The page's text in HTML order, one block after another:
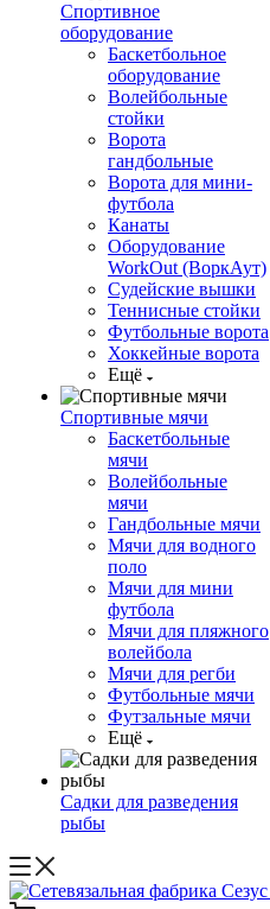
Спортивное
оборудование
Баскетбольное
оборудование
Волейбольные
стойки
Ворота
гандбольные
Ворота для мини-
футбола
Канаты
Оборудование
WorkOut (ВоркАут)
Судейские вышки
Теннисные стойки
Футбольные ворота
Хоккейные ворота
Ещё
Спортивные мячи
Баскетбольные
мячи
Волейбольные
мячи
Гандбольные мячи
Мячи для водного
поло
Мячи для мини
футбола
Мячи для пляжного
волейбола
Мячи для регби
Футбольные мячи
Футзальные мячи
Ещё
Садки для разведения
рыбы